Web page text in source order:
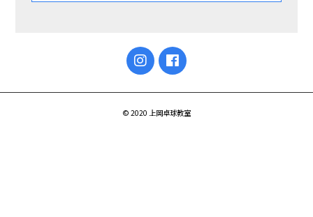
© 2020 上岡卓球教室